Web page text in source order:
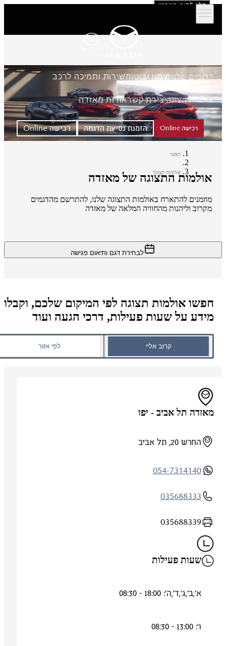
דלג לתוכן המרכזי
הדגמים שלנומימון וביטוחשירות ותמיכה לרכב
אולמות תצוגהיצירת קשראודות מאזדה
רכישה Online הזמנת נסיעת הדגמה רכישה Online
ראשי
אולמות תצוגה
אולמות התצוגה של מאזדה
מוזמנים להתארח באולמות התצוגה שלנו, להתרשם מהדגמים
מקרוב וליהנות מהחוויה המלאה של מאזדה
לבחירת דגם ותיאום פגישה
חפשו אולמות תצוגה לפי המיקום שלכם, וקבלו
מידע על שעות פעילות, דרכי הגעה ועוד
קרוב אליי לפי אזור
מאזדה תל אביב - יפו
החרש 20, תל אביב
054-7314140
035688333
035688339
שעות פעילות
א',ב',ג',ד',ה': 18:00 - 08:30